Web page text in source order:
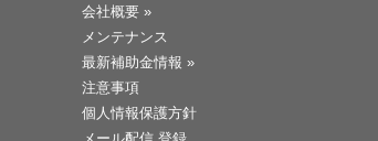
会社概要 »
メンテナンス
最新補助金情報 »
注意事項
個人情報保護方針